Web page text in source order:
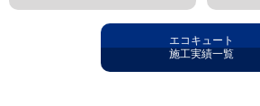
エコキュート
施工実績一覧